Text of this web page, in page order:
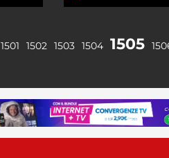
1501 1502 1503 1504 1505